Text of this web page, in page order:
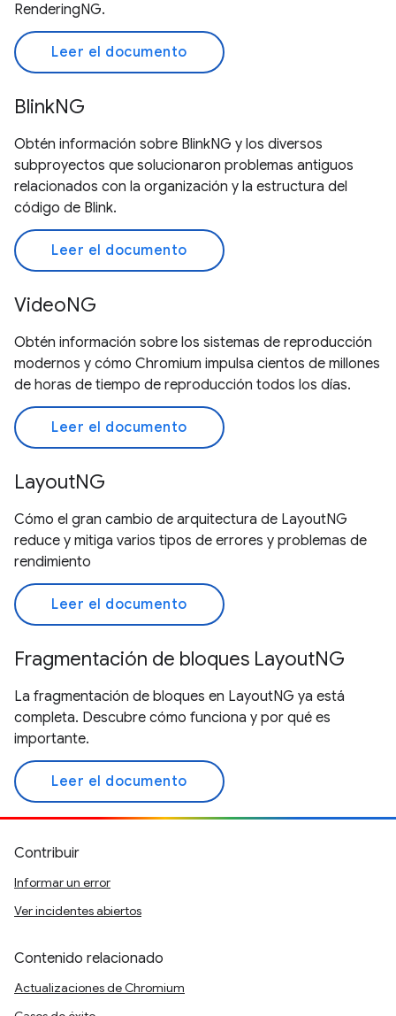
RenderingNG.
Leer el documento
BlinkNG
Obtén información sobre BlinkNG y los diversos
subproyectos que solucionaron problemas antiguos
relacionados con la organización y la estructura del
código de Blink.
Leer el documento
VideoNG
Obtén información sobre los sistemas de reproducción
modernos y cómo Chromium impulsa cientos de millones
de horas de tiempo de reproducción todos los días.
Leer el documento
LayoutNG
Cómo el gran cambio de arquitectura de LayoutNG
reduce y mitiga varios tipos de errores y problemas de
rendimiento
Leer el documento
Fragmentación de bloques LayoutNG
La fragmentación de bloques en LayoutNG ya está
completa. Descubre cómo funciona y por qué es
importante.
Leer el documento
Contribuir
Informar un error
Ver incidentes abiertos
Contenido relacionado
Actualizaciones de Chromium